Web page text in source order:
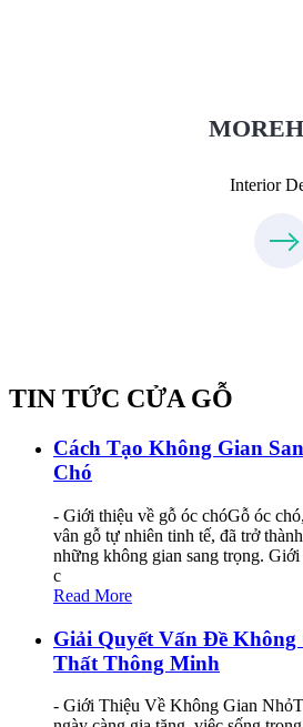
Interior
TIN TỨC CỬA GỖ
Cách Tạo Không Gian
Chó
- Giới thiệu về gỗ óc chóGỗ óc
vân gỗ tự nhiên tinh tế, đã trở
những không gian sang trọng.
c
Read More
Giải Quyết Vấn Đề
Thất Thông Minh
- Giới Thiệu Về Không Gian